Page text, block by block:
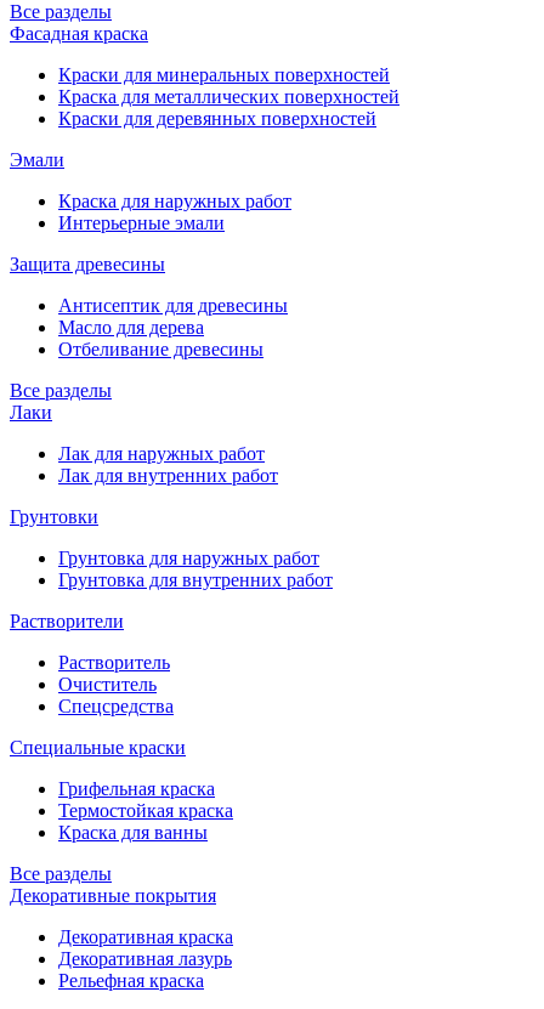
Все разделы
Фасадная краска
Краски для минеральных поверхностей
Краска для металлических поверхностей
Краски для деревянных поверхностей
Эмали
Краска для наружных работ
Интерьерные эмали
Защита древесины
Антисептик для древесины
Масло для дерева
Отбеливание древесины
Все разделы
Лаки
Лак для наружных работ
Лак для внутренних работ
Грунтовки
Грунтовка для наружных работ
Грунтовка для внутренних работ
Растворители
Растворитель
Очиститель
Спецсредства
Специальные краски
Грифельная краска
Термостойкая краска
Краска для ванны
Все разделы
Декоративные покрытия
Декоративная краска
Декоративная лазурь
Рельефная краска